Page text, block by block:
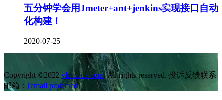
五分钟学会用Jmeter+ant+jenkins实现接口自动
化构建！
2020-07-25
Copyright ©2022 vlambda.com. All rights reserved. 投诉反馈联系
邮箱： [email protected]